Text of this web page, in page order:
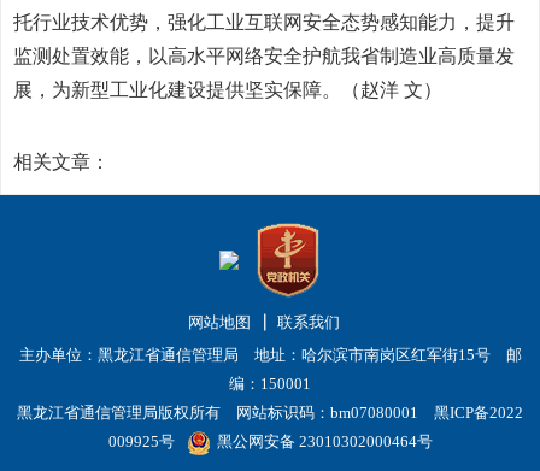
托行业技术优势，强化工业互联网安全态势感知能力，提升
监测处置效能，以高水平网络安全护航我省制造业高质量发
展，为新型工业化建设提供坚实保障。（赵洋 文）
相关文章：
网站地图
联系我们
主办单位：黑龙江省通信管理局 地址：哈尔滨市南岗区红军街15号 邮
编：150001
黑龙江省通信管理局版权所有 网站标识码：bm07080001 黑ICP备2022
009925号
黑公网安备 23010302000464号